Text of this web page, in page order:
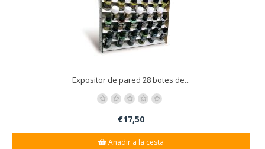
Expositor de pared 28 botes de...
€17,50
Añadir a la cesta